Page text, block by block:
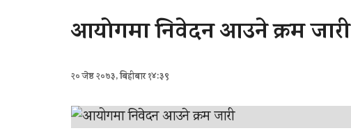
आयोगमा निवेदन आउने क्रम जारी
२० जेष्ठ २०७३, बिहीबार १४:३९